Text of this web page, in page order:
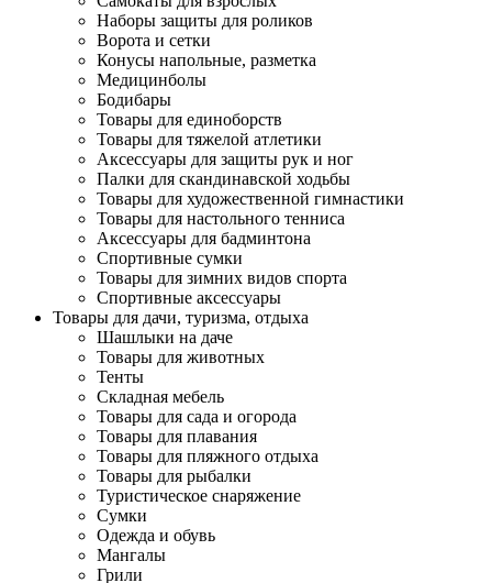
Наборы защиты для роликов
Ворота и сетки
Конусы напольные, разметка
Медицинболы
Бодибары
Товары для единоборств
Товары для тяжелой атлетики
Аксессуары для защиты рук и ног
Палки для скандинавской ходьбы
Товары для художественной гимнастики
Товары для настольного тенниса
Аксессуары для бадминтона
Спортивные сумки
Товары для зимних видов спорта
Спортивные аксессуары
Товары для дачи, туризма, отдыха
Шашлыки на даче
Товары для животных
Тенты
Складная мебель
Товары для сада и огорода
Товары для плавания
Товары для пляжного отдыха
Товары для рыбалки
Туристическое снаряжение
Сумки
Одежда и обувь
Мангалы
Грили